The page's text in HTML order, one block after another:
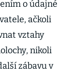
mi a apeluje
o údajné
ačkoli
vztahy
nikoli
zábavu v